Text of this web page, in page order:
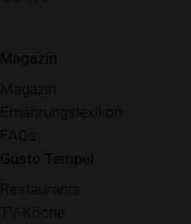
Magazin
Magazin
Ernährungslexikon
FAQs
Gusto Tempel
Restaurants
TV-Köche